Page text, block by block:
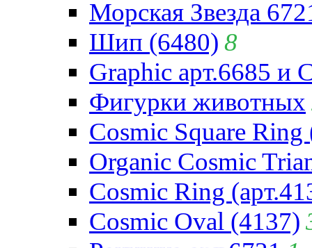
Морская Звезда
Шип (6480) 8
Graphic арт.6685 и
Фигурки животных
Cosmic Square Ring
Organic Cosmic
Cosmic Ring
Cosmic Oval (4137)